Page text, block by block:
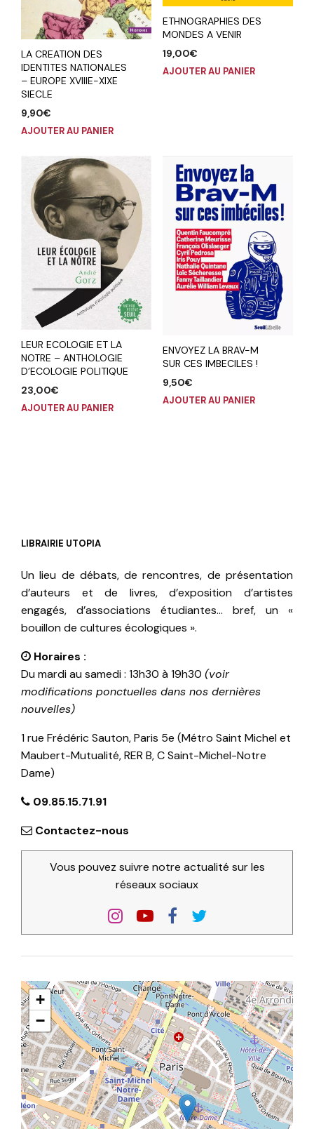
LA CREATION DES
IDENTITES NATIONALES
– EUROPE XVIIIE-XIXE
SIECLE
9,90€
AJOUTER AU PANIER
ETHNOGRAPHIES DES
MONDES A VENIR
19,00€
AJOUTER AU PANIER
LEUR ECOLOGIE ET LA
NOTRE – ANTHOLOGIE
D’ECOLOGIE POLITIQUE
23,00€
AJOUTER AU PANIER
ENVOYEZ LA BRAV-M
SUR CES IMBECILES !
9,50€
AJOUTER AU PANIER
LIBRAIRIE UTOPIA
Un lieu de débats, de rencontres, de présentation
d’auteurs et de livres, d’exposition d’artistes
engagés, d’associations étudiantes… bref, un «
bouillon de cultures écologiques ».
Horaires :
Du mardi au samedi : 13h30 à 19h30 (voir
modifications ponctuelles dans nos dernières
nouvelles)
1 rue Frédéric Sauton, Paris 5e (Métro Saint Michel et
Maubert-Mutualité, RER B, C Saint-Michel-Notre
Dame)
09.85.15.71.91
Contactez-nous
Vous pouvez suivre notre actualité sur les
réseaux sociaux
+
−